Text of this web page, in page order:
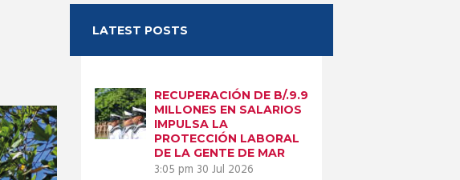
LATEST POSTS
RECUPERACIÓN DE B/.9.9
MILLONES EN SALARIOS
IMPULSA LA
PROTECCIÓN LABORAL
DE LA GENTE DE MAR
3:05 pm 30 Jul 2026